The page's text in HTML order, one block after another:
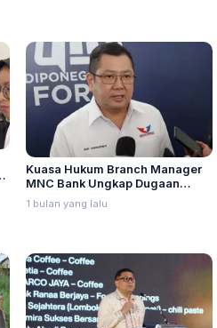
Kuasa Hukum Branch Manager
MNC Bank Ungkap Dugaan
Penganiayaan oleh Hary Tanoe
di MNC Towe
1 bulan yang lalu